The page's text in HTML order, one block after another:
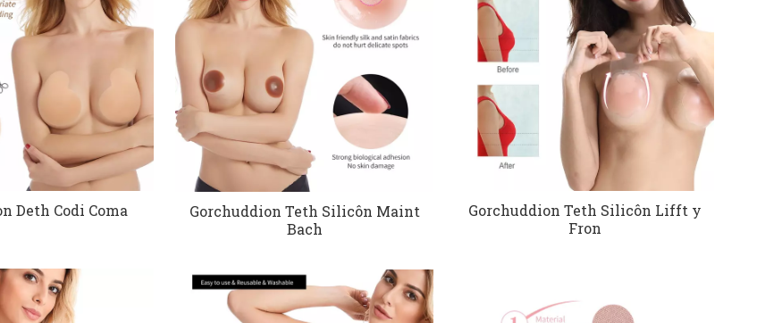
Deth Codi Coma
Gorchuddion Teth Silicôn Maint
Bach
Gorchuddion Teth Silicôn Lifft y
Fron